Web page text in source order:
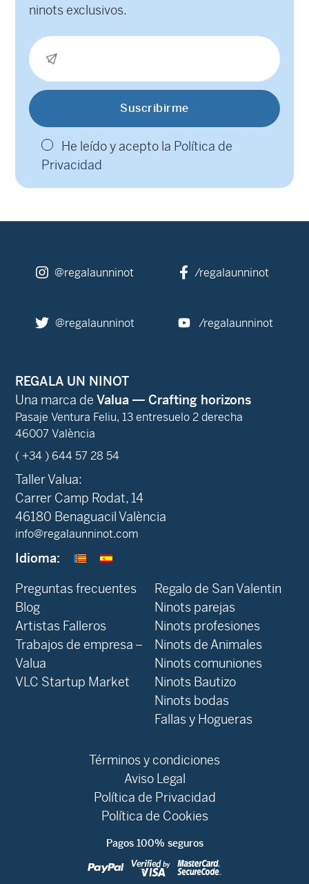
ninots exclusivos.
He leído y acepto la Política de
Privacidad
@regalaunninot /regalaunninot
@regalaunninot /regalaunninot
REGALA UN NINOT
Una marca de Valua — Crafting horizons
Pasaje Ventura Feliu, 13 entresuelo 2 derecha
46007 València
( +34 ) 644 57 28 54
Taller Valua:
Carrer Camp Rodat, 14
46180 Benaguacil València
info@regalaunninot.com
Idioma:
Preguntas frecuentes
Blog
Artistas Falleros
Trabajos de empresa –
Valua
VLC Startup Market
Regalo de San Valentin
Ninots parejas
Ninots profesiones
Ninots de Animales
Ninots comuniones
Ninots Bautizo
Ninots bodas
Fallas y Hogueras
Términos y condiciones
Aviso Legal
Política de Privacidad
Política de Cookies
Pagos 100% seguros